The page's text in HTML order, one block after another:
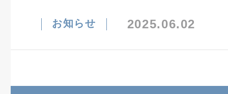
お知らせ 2025.06.02